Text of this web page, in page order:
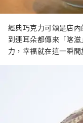
經典巧克力可頌是店
到連耳朵都傳來「喀
力，幸福就在這一瞬間